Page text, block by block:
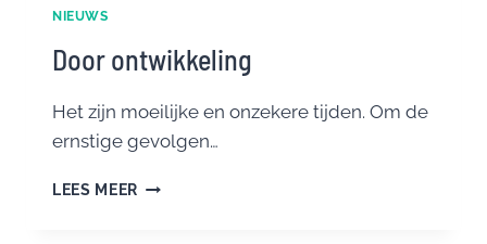
NIEUWS
Door ontwikkeling
Het zijn moeilijke en onzekere tijden. Om de
ernstige gevolgen…
LEES MEER DOOR